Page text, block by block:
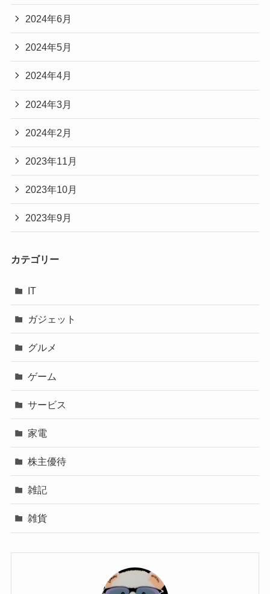
2024年6月
2024年5月
2024年4月
2024年3月
2024年2月
2023年11月
2023年10月
2023年9月
カテゴリー
IT
ガジェット
グルメ
ゲーム
サービス
家電
株主優待
雑記
雑貨